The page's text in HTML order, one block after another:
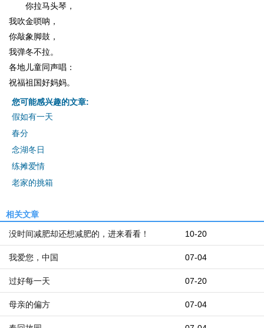
你拉马头琴，
我吹金唢呐，
你敲象脚鼓，
我弹冬不拉。
各地儿童同声唱：
祝福祖国好妈妈。
您可能感兴趣的文章:
假如有一天
春分
念湖冬日
练摊爱情
老家的挑箱
相关文章
10-20
没时间减肥却还想减肥的，进来看看！
07-04
我爱您，中国
07-20
过好每一天
07-04
母亲的偏方